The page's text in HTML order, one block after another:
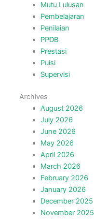
Mutu Lulusan
Pembelajaran
Penilaian
PPDB
Prestasi
Puisi
Supervisi
Archives
August 2026
July 2026
June 2026
May 2026
April 2026
March 2026
February 2026
January 2026
December 2025
November 2025